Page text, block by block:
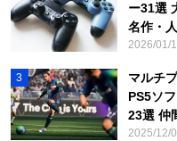
ー31選
名作・
3
マルチ
PS5ソ
23選 仲